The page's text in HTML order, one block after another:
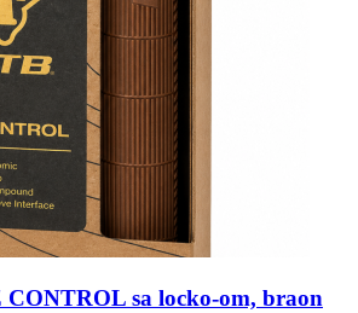
sa locko-om, braon